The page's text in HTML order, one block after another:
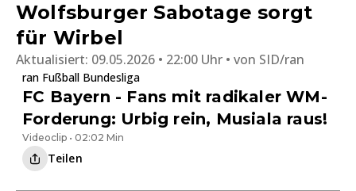
Wolfsburger Sabotage sorgt
für Wirbel
Aktualisiert: 09.05.2026 • 22:00 Uhr von SID/ran
ran Fußball Bundesliga
FC Bayern - Fans mit radikaler WM-
Forderung: Urbig rein, Musiala raus!
Videoclip • 02:02 Min
Teilen